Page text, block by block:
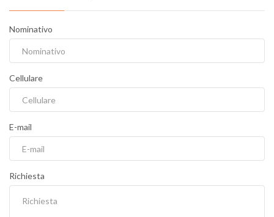
Nominativo
Cellulare
E-mail
Richiesta